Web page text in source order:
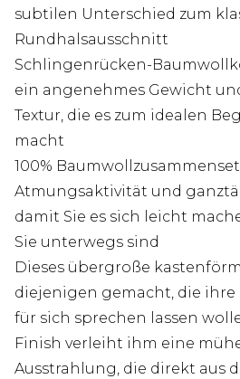
subtilen Unterschied zum
Rundhalsausschnitt
Schlingenrücken-
ein angenehmes Gewicht
Textur, die es zum idealen
macht
100%
Atmungsaktivität und
damit Sie es sich leicht
Sie unterwegs sind
Dieses übergroße
diejenigen gemacht, die
für sich sprechen lassen
Finish verleiht ihm eine
Ausstrahlung, die direkt aus